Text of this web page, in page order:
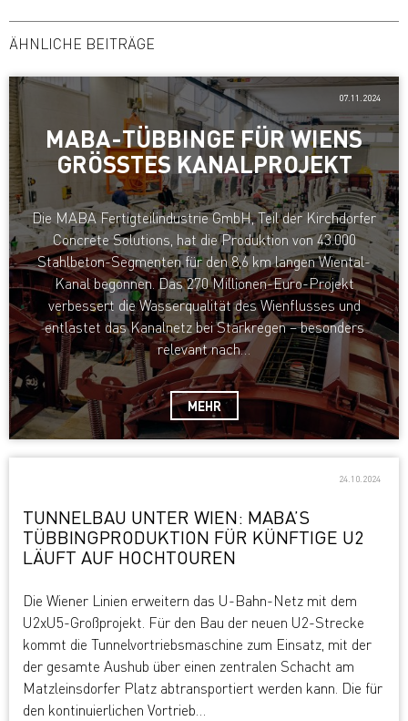
ÄHNLICHE BEITRÄGE
07.11.2024
MABA-TÜBBINGE FÜR WIENS
GRÖSSTES KANALPROJEKT
Die MABA Fertigteilindustrie GmbH, Teil der Kirchdorfer
Concrete Solutions, hat die Produktion von 43.000
Stahlbeton-Segmenten für den 8,6 km langen Wiental-
Kanal begonnen. Das 270 Millionen-Euro-Projekt
verbessert die Wasserqualität des Wienflusses und
entlastet das Kanalnetz bei Starkregen – besonders
relevant nach…
MEHR
24.10.2024
TUNNELBAU UNTER WIEN: MABA’S
TÜBBINGPRODUKTION FÜR KÜNFTIGE U2
LÄUFT AUF HOCHTOUREN
Die Wiener Linien erweitern das U-Bahn-Netz mit dem
U2xU5-Großprojekt. Für den Bau der neuen U2-Strecke
kommt die Tunnelvortriebsmaschine zum Einsatz, mit der
der gesamte Aushub über einen zentralen Schacht am
Matzleinsdorfer Platz abtransportiert werden kann. Die für
den kontinuierlichen Vortrieb…